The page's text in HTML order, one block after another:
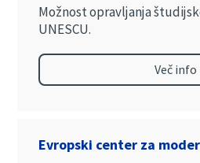
Možnost opravljanja
UNESCU.
Več info
Evropski center za